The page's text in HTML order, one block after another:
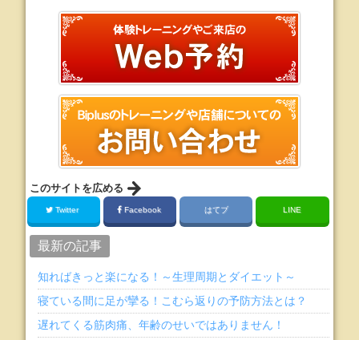
このサイトを広める
Twitter Facebook はてブ LINE
最新の記事
知ればきっと楽になる！～生理周期とダイエット～
寝ている間に足が攣る！こむら返りの予防方法とは？
遅れてくる筋肉痛、年齢のせいではありません！